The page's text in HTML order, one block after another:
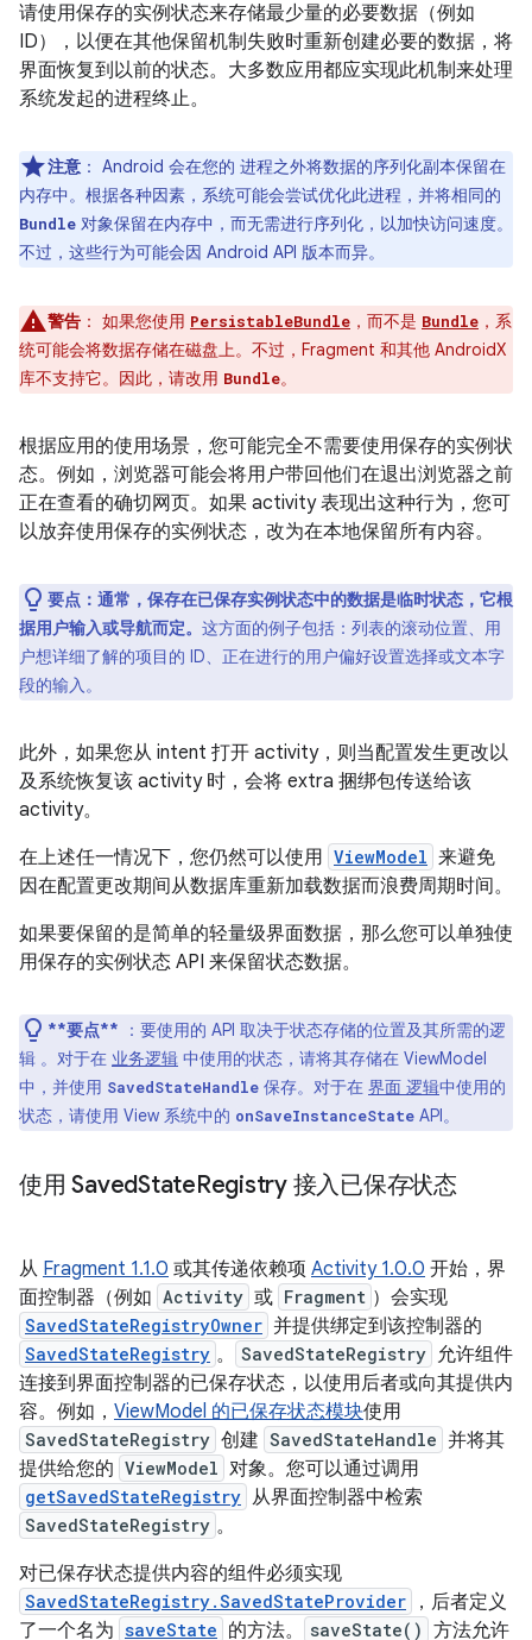
请使用保存的实例状态来存储最少量的必要数据（例如
ID），以便在其他保留机制失败时重新创建必要的数据，将
界面恢复到以前的状态。大多数应用都应实现此机制来处理
系统发起的进程终止。
注意 ： Android 会在您的 进程之外将数据的序列化副本保留在
内存中。根据各种因素，系统可能会尝试优化此进程，并将相同的
Bundle 对象保留在内存中，而无需进行序列化，以加快访问速度。
不过，这些行为可能会因 Android API 版本而异。
警告 ： 如果您使用 PersistableBundle ，而不是 Bundle ，系
统可能会将数据存储在磁盘上。不过，Fragment 和其他 AndroidX
库不支持它。因此，请改用 Bundle。
根据应用的使用场景，您可能完全不需要使用保存的实例状
态。例如，浏览器可能会将用户带回他们在退出浏览器之前
正在查看的确切网页。如果 activity 表现出这种行为，您可
以放弃使用保存的实例状态，改为在本地保留所有内容。
要点：通常，保存在已保存实例状态中的数据是临时状态，它根
据用户输入或导航而定。 这方面的例子包括：列表的滚动位置、用
户想详细了解的项目的 ID、正在进行的用户偏好设置选择或文本字
段的输入。
此外，如果您从 intent 打开 activity，则当配置发生更改以
及系统恢复该 activity 时，会将 extra 捆绑包传送给该
activity。
在上述任一情况下，您仍然可以使用 ViewModel 来避免
因在配置更改期间从数据库重新加载数据而浪费周期时间。
如果要保留的是简单的轻量级界面数据，那么您可以单独使
用保存的实例状态 API 来保留状态数据。
**要点** ：要使用的 API 取决于状态存储的位置及其所需的逻
辑 。对于在 业务逻辑 中使用的状态，请将其存储在 ViewModel
中，并使用 SavedStateHandle 保存。对于在 界面 逻辑中使用的
状态，请使用 View 系统中的 onSaveInstanceState API。
使用 SavedStateRegistry 接入已保存状态
从 Fragment 1.1.0 或其传递依赖项 Activity 1.0.0 开始，界
面控制器（例如 Activity 或 Fragment ）会实现
SavedStateRegistryOwner 并提供绑定到该控制器的
SavedStateRegistry 。 SavedStateRegistry 允许组件
连接到界面控制器的已保存状态，以使用后者或向其提供内
容。例如， ViewModel 的已保存状态模块使用
SavedStateRegistry 创建 SavedStateHandle 并将其
提供给您的 ViewModel 对象。您可以通过调用
getSavedStateRegistry 从界面控制器中检索
SavedStateRegistry 。
对已保存状态提供内容的组件必须实现
SavedStateRegistry.SavedStateProvider
，后者定义
了一个名为 saveState 的方法。 saveState() 方法允许